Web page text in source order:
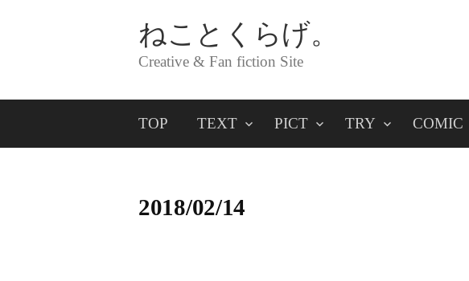
ン
ねことくらげ。
Creative & Fan fiction Site
TOP TEXT PICT TRY COMIC
2018/02/14